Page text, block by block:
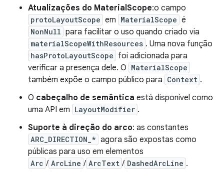
Atualizações do MaterialScope:o campo
protoLayoutScope em MaterialScope é
NonNull para facilitar o uso quando criado via
materialScopeWithResources . Uma nova função
hasProtoLayoutScope foi adicionada para
verificar a presença dele. O MaterialScope
também expõe o campo público para Context .
O cabeçalho de semântica está disponível como
uma API em LayoutModifier .
Suporte à direção do arco: as constantes
ARC_DIRECTION_* agora são expostas como
públicas para uso em elementos
Arc / ArcLine / ArcText / DashedArcLine .